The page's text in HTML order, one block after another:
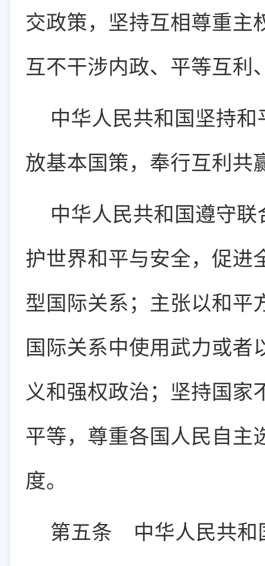
交政策，坚持互相尊重主
互不干涉内政、平等互利
中华人民共和国坚持
放基本国策，奉行互利共
中华人民共和国遵守
护世界和平与安全，促进
型国际关系；主张以和平
国际关系中使用武力或者
义和强权政治；坚持国家
平等，尊重各国人民自主
度。
第五条 中华人民共和